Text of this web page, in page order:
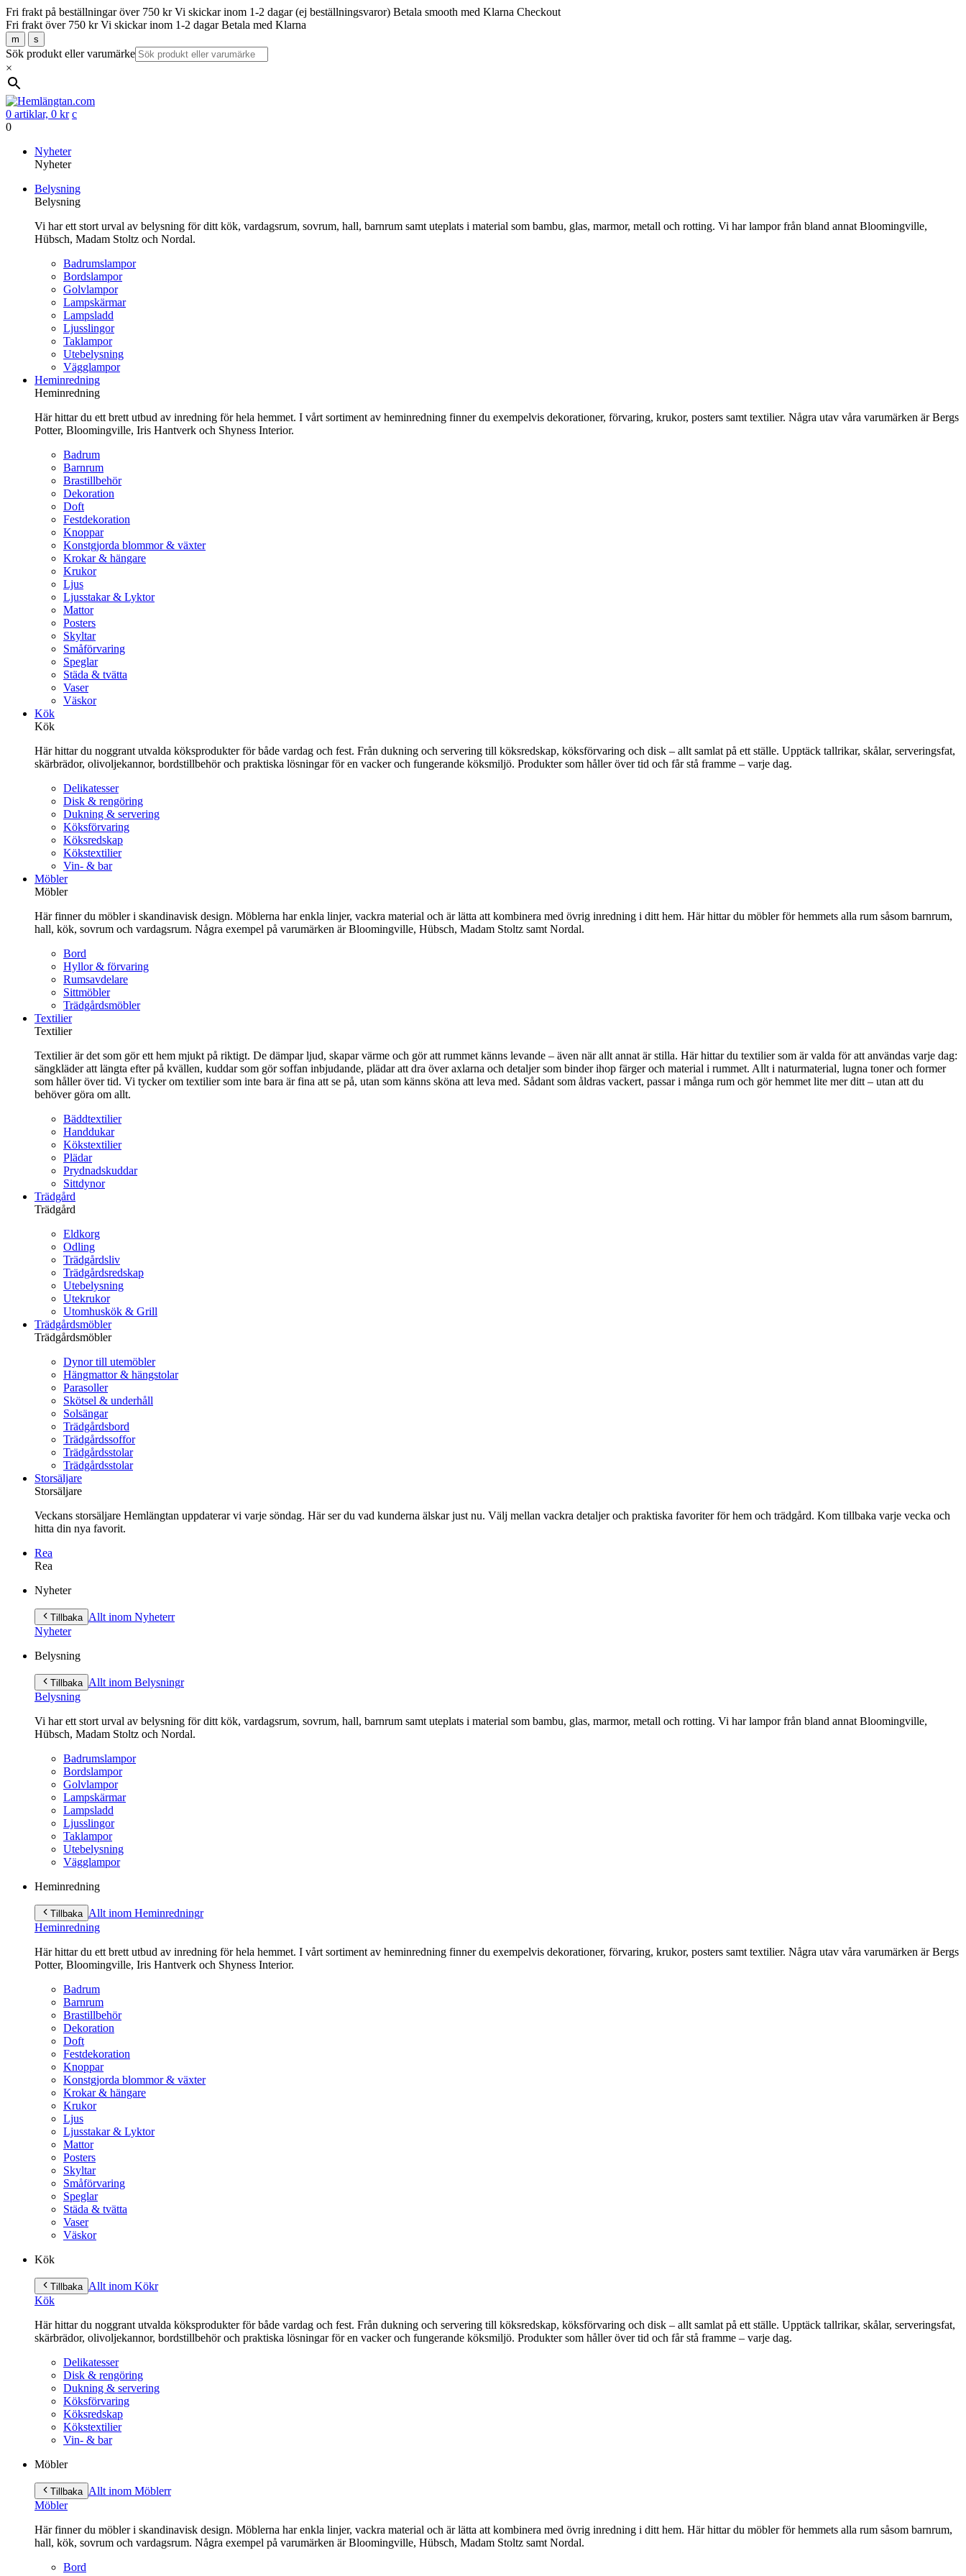
Fri frakt på beställningar över 750 kr Vi skickar inom 1-2 dagar (ej beställningsvaror) Betala smooth med Klarna Checkout
Fri frakt över 750 kr Vi skickar inom 1-2 dagar Betala med Klarna
m s
Sök produkt eller varumärke
×
0 artiklar, 0 kr c
0
innehåll
Nyheter
Nyheter
Belysning
Belysning
Vi har ett stort urval av belysning för ditt kök, vardagsrum, sovrum, hall, barnrum samt uteplats i material som bambu, glas, marmor, metall och rotting. Vi har lampor från bland annat Bloomingville,
Hübsch, Madam Stoltz och Nordal.
Badrumslampor
Bordslampor
Golvlampor
Lampskärmar
Lampsladd
Ljusslingor
Taklampor
Utebelysning
Vägglampor
Heminredning
Heminredning
Här hittar du ett brett utbud av inredning för hela hemmet. I vårt sortiment av heminredning finner du exempelvis dekorationer, förvaring, krukor, posters samt textilier. Några utav våra varumärken är Bergs
Potter, Bloomingville, Iris Hantverk och Shyness Interior.
Badrum
Barnrum
Brastillbehör
Dekoration
Doft
Festdekoration
Knoppar
Konstgjorda blommor & växter
Krokar & hängare
Krukor
Ljus
Ljusstakar & Lyktor
Mattor
Posters
Skyltar
Småförvaring
Speglar
Städa & tvätta
Vaser
Väskor
Kök
Kök
Här hittar du noggrant utvalda köksprodukter för både vardag och fest. Från dukning och servering till köksredskap, köksförvaring och disk – allt samlat på ett ställe. Upptäck tallrikar, skålar, serveringsfat,
skärbrädor, olivoljekannor, bordstillbehör och praktiska lösningar för en vacker och fungerande köksmiljö. Produkter som håller över tid och får stå framme – varje dag.
Delikatesser
Disk & rengöring
Dukning & servering
Köksförvaring
Köksredskap
Kökstextilier
Vin- & bar
Möbler
Möbler
Här finner du möbler i skandinavisk design. Möblerna har enkla linjer, vackra material och är lätta att kombinera med övrig inredning i ditt hem. Här hittar du möbler för hemmets alla rum såsom barnrum,
hall, kök, sovrum och vardagsrum. Några exempel på varumärken är Bloomingville, Hübsch, Madam Stoltz samt Nordal.
Bord
Hyllor & förvaring
Rumsavdelare
Sittmöbler
Trädgårdsmöbler
Textilier
Textilier
Textilier är det som gör ett hem mjukt på riktigt. De dämpar ljud, skapar värme och gör att rummet känns levande – även när allt annat är stilla. Här hittar du textilier som är valda för att användas varje dag:
sängkläder att längta efter på kvällen, kuddar som gör soffan inbjudande, plädar att dra över axlarna och detaljer som binder ihop färger och material i rummet. Allt i naturmaterial, lugna toner och former
som håller över tid. Vi tycker om textilier som inte bara är fina att se på, utan som känns sköna att leva med. Sådant som åldras vackert, passar i många rum och gör hemmet lite mer ditt – utan att du
behöver göra om allt.
Bäddtextilier
Handdukar
Kökstextilier
Plädar
Prydnadskuddar
Sittdynor
Trädgård
Trädgård
Eldkorg
Odling
Trädgårdsliv
Trädgårdsredskap
Utebelysning
Utekrukor
Utomhuskök & Grill
Trädgårdsmöbler
Trädgårdsmöbler
Dynor till utemöbler
Hängmattor & hängstolar
Parasoller
Skötsel & underhåll
Solsängar
Trädgårdsbord
Trädgårdssoffor
Trädgårdsstolar
Trädgårdsstolar
Storsäljare
Storsäljare
Veckans storsäljare Hemlängtan uppdaterar vi varje söndag. Här ser du vad kunderna älskar just nu. Välj mellan vackra detaljer och praktiska favoriter för hem och trädgård. Kom tillbaka varje vecka och
hitta din nya favorit.
Rea
Rea
innehåll
Nyheter
Tillbaka Allt inom Nyheterr
Nyheter
Belysning
Tillbaka Allt inom Belysningr
Belysning
Vi har ett stort urval av belysning för ditt kök, vardagsrum, sovrum, hall, barnrum samt uteplats i material som bambu, glas, marmor, metall och rotting. Vi har lampor från bland annat Bloomingville,
Hübsch, Madam Stoltz och Nordal.
Badrumslampor
Bordslampor
Golvlampor
Lampskärmar
Lampsladd
Ljusslingor
Taklampor
Utebelysning
Vägglampor
Heminredning
Tillbaka Allt inom Heminredningr
Heminredning
Här hittar du ett brett utbud av inredning för hela hemmet. I vårt sortiment av heminredning finner du exempelvis dekorationer, förvaring, krukor, posters samt textilier. Några utav våra varumärken är Bergs
Potter, Bloomingville, Iris Hantverk och Shyness Interior.
Badrum
Barnrum
Brastillbehör
Dekoration
Doft
Festdekoration
Knoppar
Konstgjorda blommor & växter
Krokar & hängare
Krukor
Ljus
Ljusstakar & Lyktor
Mattor
Posters
Skyltar
Småförvaring
Speglar
Städa & tvätta
Vaser
Väskor
Kök
Tillbaka Allt inom Kökr
Kök
Här hittar du noggrant utvalda köksprodukter för både vardag och fest. Från dukning och servering till köksredskap, köksförvaring och disk – allt samlat på ett ställe. Upptäck tallrikar, skålar, serveringsfat,
skärbrädor, olivoljekannor, bordstillbehör och praktiska lösningar för en vacker och fungerande köksmiljö. Produkter som håller över tid och får stå framme – varje dag.
Delikatesser
Disk & rengöring
Dukning & servering
Köksförvaring
Köksredskap
Kökstextilier
Vin- & bar
Möbler
Tillbaka Allt inom Möblerr
Möbler
Här finner du möbler i skandinavisk design. Möblerna har enkla linjer, vackra material och är lätta att kombinera med övrig inredning i ditt hem. Här hittar du möbler för hemmets alla rum såsom barnrum,
hall, kök, sovrum och vardagsrum. Några exempel på varumärken är Bloomingville, Hübsch, Madam Stoltz samt Nordal.
Bord